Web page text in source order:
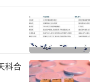
结清利息约1.26亿
一巨额回购对现金
侧面反映出早期外
。
科合